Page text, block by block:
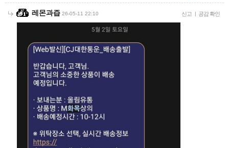
레몬과즙 26-05-11 22:10 신고 | 공감 확인